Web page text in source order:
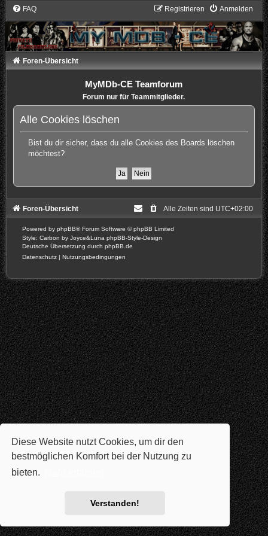
Diese Website nutzt Cookies, um dir den
bestmöglichen Komfort bei der Nutzung zu
bieten.
Verstanden!
FAQ Anmelden
Registrieren
Foren-Übersicht
MyMDb-CE Teamforum
Forum nur für Teammitglieder.
Alle Cookies löschen
Bist du dir sicher, dass du alle Cookies des Boards löschen
möchtest?
Foren-Übersicht Alle Zeiten sind UTC+02:00
Powered by phpBB® Forum Software © phpBB Limited
Style: Carbon by Joyce&Luna phpBB-Style-Design
Deutsche Übersetzung durch phpBB.de
Datenschutz | Nutzungsbedingungen